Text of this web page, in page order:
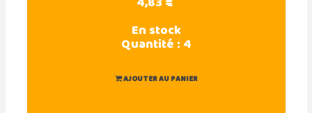
En stock
Quantité :4
AJOUTER AU PANIER